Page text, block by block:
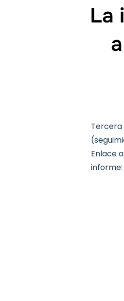
La
Tercera
Enlace
informe: